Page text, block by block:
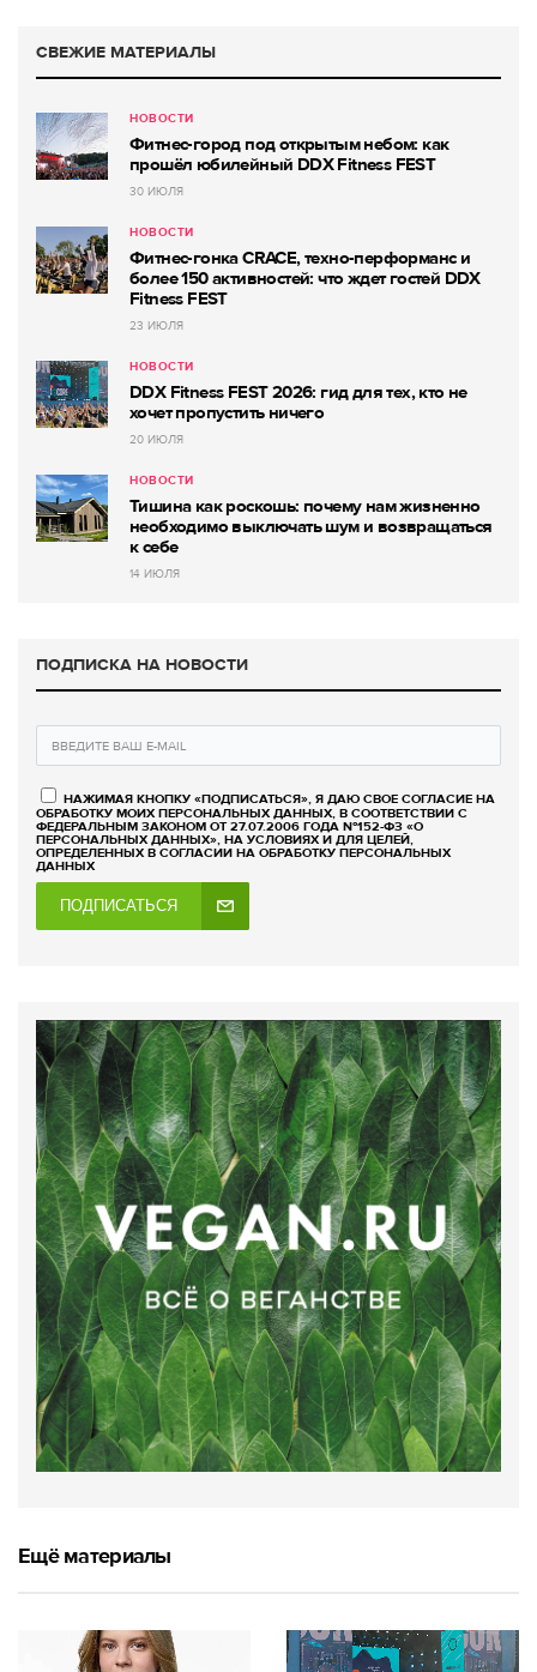
СВЕЖИЕ МАТЕРИАЛЫ
НОВОСТИ
Фитнес-город под открытым небом: как
прошёл юбилейный DDX Fitness FEST
30 ИЮЛЯ
НОВОСТИ
Фитнес-гонка CRACE, техно-перформанс и
более 150 активностей: что ждет гостей DDX
Fitness FEST
23 ИЮЛЯ
НОВОСТИ
DDX Fitness FEST 2026: гид для тех, кто не
хочет пропустить ничего
20 ИЮЛЯ
НОВОСТИ
Тишина как роскошь: почему нам жизненно
необходимо выключать шум и возвращаться
к себе
14 ИЮЛЯ
ПОДПИСКА НА НОВОСТИ
НАЖИМАЯ КНОПКУ «ПОДПИСАТЬСЯ», Я ДАЮ СВОЕ СОГЛАСИЕ НА
ОБРАБОТКУ МОИХ ПЕРСОНАЛЬНЫХ ДАННЫХ, В СООТВЕТСТВИИ С
ФЕДЕРАЛЬНЫМ ЗАКОНОМ ОТ 27.07.2006 ГОДА №152-ФЗ «О
ПЕРСОНАЛЬНЫХ ДАННЫХ», НА УСЛОВИЯХ И ДЛЯ ЦЕЛЕЙ,
ОПРЕДЕЛЕННЫХ В СОГЛАСИИ НА ОБРАБОТКУ ПЕРСОНАЛЬНЫХ
ДАННЫХ
ПОДПИСАТЬСЯ
Ещё материалы